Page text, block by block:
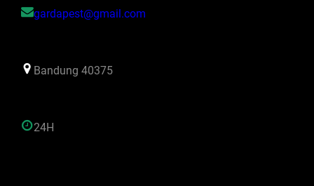
gardapest@gmail.com
Bandung 40375
24H